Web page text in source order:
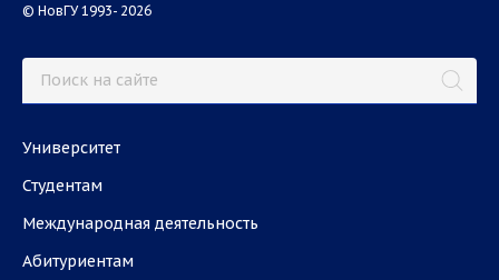
© НовГУ 1993- 2026
Университет
Студентам
Международная деятельность
Абитуриентам